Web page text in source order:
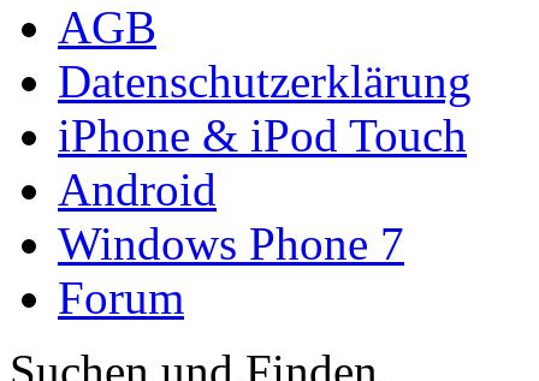
AGB
Datenschutzerklärung
iPhone & iPod Touch
Android
Windows Phone 7
Forum